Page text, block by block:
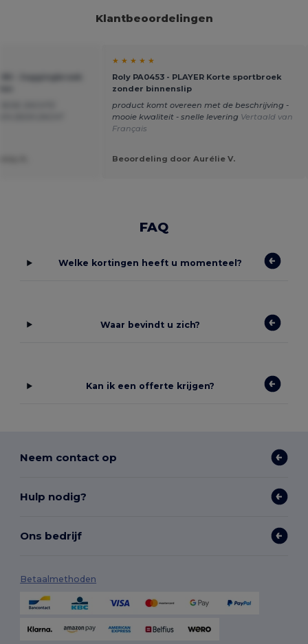
Klantbeoordelingen
★ ★ ★ ★ ★
Roly PA0453 - PLAYER Korte sportbroek
zonder binnenslip
product komt overeen met de beschrijving -
mooie kwaliteit - snelle levering Vertaald van
Français
Beoordeling door Aurélie V.
FAQ
Welke kortingen heeft u momenteel?
Waar bevindt u zich?
Kan ik een offerte krijgen?
Neem contact op
Hulp nodig?
Ons bedrijf
Betaalmethoden